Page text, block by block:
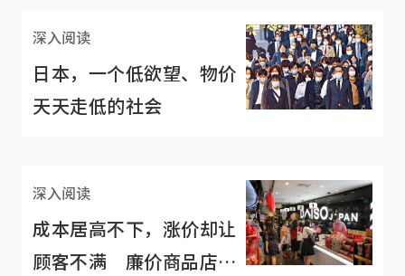
深入阅读
日本，一个低欲望、物价
天天走低的社会
深入阅读
成本居高不下，涨价却让
顾客不满 廉价商品店进